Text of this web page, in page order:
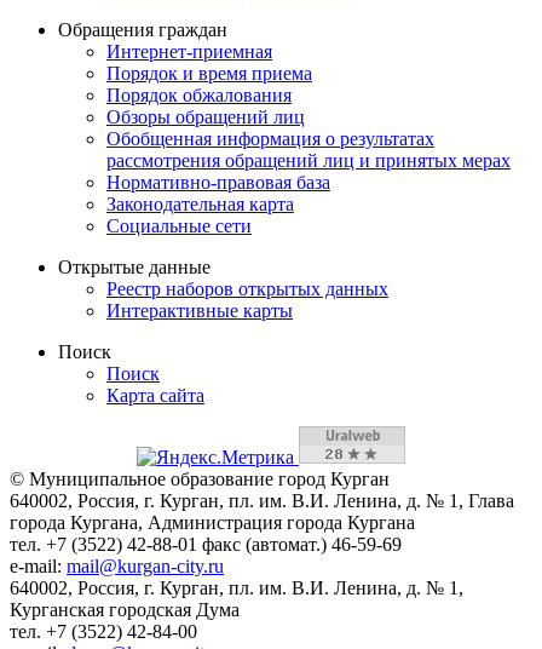
Обращения граждан
Интернет-приемная
Порядок и время приема
Порядок обжалования
Обзоры обращений лиц
Обобщенная информация о результатах
рассмотрения обращений лиц и принятых мерах
Нормативно-правовая база
Законодательная карта
Социальные сети
Открытые данные
Реестр наборов открытых данных
Интерактивные карты
Поиск
Поиск
Карта сайта
© Муниципальное образование город Курган
640002, Россия, г. Курган, пл. им. В.И. Ленина, д. № 1, Глава
города Кургана, Администрация города Кургана
тел. +7 (3522) 42-88-01 факс (автомат.) 46-59-69
e-mail: mail@kurgan-city.ru
640002, Россия, г. Курган, пл. им. В.И. Ленина, д. № 1,
Курганская городская Дума
тел. +7 (3522) 42-84-00